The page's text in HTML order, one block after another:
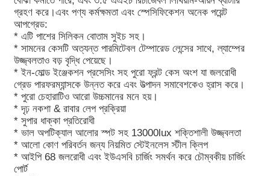
আমাদের সম্পর্কে
কারখানা ভ্রমণ
মান নিয়ন্ত্রণ
খবর
উদ্ধৃতির জন্য আবেদন
গ্রহণ করে।এবং পণ্য কর্মক্ষমতা এবং স্পেসিফিকেশন অনেক পয়েন্ট
আপগ্রেড:
* এটি পাশের সিলিকন বোতাম সুইচ সহ।
* সামনের কেসটি অত্যন্ত পারমিটেবল টেম্পারেড লেন্সের সাথে, ল্যাম্পের
উজ্জ্বলতাও বড় বৃদ্ধি পেয়েছে।
* ইন-মোল্ড ইঞ্জেকশন প্রসেসিং সহ পুরো ফ্রন্ট কেস অংশ যা জলরোধী
গ্রেড পারফরম্যান্সকে উন্নত করে এবং উত্পাদন সমাবেশকেও হ্রাস করে।
* পুরো চেহারাটিও আরো উচ্চমানের মনে হয়।
* দৃঢ় নকশা & রাবার লেপ প্রক্রিয়া
* সুপার ধাক্কা প্রতিরোধী
* ভাল অপটিক্যাল আলোর স্পট সহ 13000lux শক্তিশালী উজ্জ্বলতা
* আলো কোণ পরিবর্তন জন্য নিয়মিত স্টেইনলেস স্টীল ক্লিপ
* আইপি 68 জলরোধী এবং ইউএসবি চার্জিং সমর্থন করে চৌম্বকীয় চার্জিং
পোর্ট